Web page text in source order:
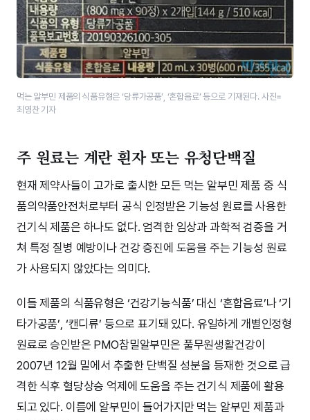
먹는 알부민 제품의 식품유형은 ‘당류가공품’, ‘​혼합음료’​ 등으로 기재된다. 사진=
최영찬 기자
주 원료는 계란 흰자 또는 유청단백질
현재 제약사들이 고가로 출시한 모든 먹는 알부민 제품 중 식
품의약품안전처로부터 공식 인정받은 기능성 원료를 사용한
건기식 제품은 하나도 없다. 엄격한 임상과 과학적 검증을 거
쳐 특정 질병 예방이나 건강 증진에 도움을 주는 기능성 원료
가 사용되지 않았다는 의미다.
이들 제품의 식품유형은 ‘건강기능식품’ 대신 ‘혼합음료’나 ‘기
타가공품’, ‘캔디류’ 등으로 표기돼 있다. 유일하게 개별인정형
원료로 승인받은 PMO참밀알부민은 풀무원생활건강이
2007년 12월 밀에서 추출한 단백질 성분을 등재한 것으로 급
격한 식후 혈당상승 억제에 도움을 주는 건기식 제품에 활용
되고 있다. 이름에 알부민이 들어가지만 먹는 알부민 제품과